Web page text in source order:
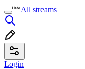
All streams
Login